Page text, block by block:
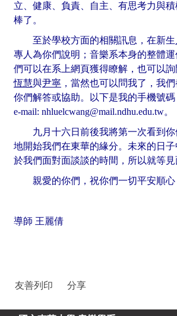
立、健康、負責、自主、有思考力與
棒了。
至於學校方面的相關訊息，在新
專人為你們說明；音樂系本身的整體
們可以在系上網頁獲得瞭解，也可以詢
恆慧與尹寧 ，當然也可以問我了，我
你們解答或協助。以下是我的手機號碼
e-mail: nhluelcwang@mail.ndhu.edu.tw。
九月十六日前後我將第一次看到
地開始我們在東華的緣分。未來的日
於我們面對面談談的時間，所以就等見
親愛的你們，祝你們一切平安順心
導師 王麗倩
友善列印 分享